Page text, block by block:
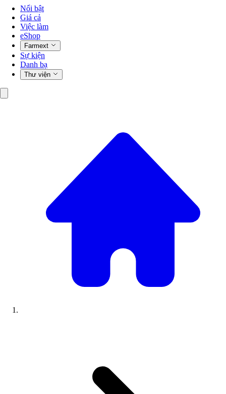
Nổi bật
Giá cả
Việc làm
eShop
Farmext
Sự kiện
Danh bạ
Thư viện